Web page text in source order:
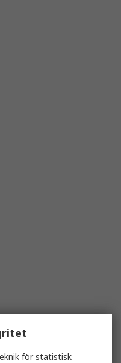
för statistisk